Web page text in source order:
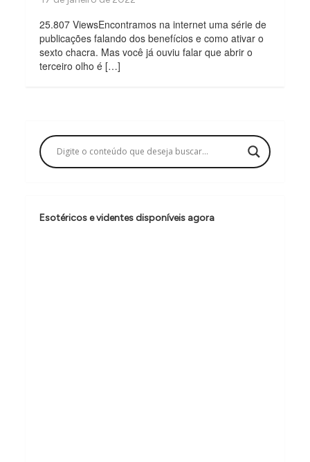
25.807 ViewsEncontramos na internet uma série de
publicações falando dos benefícios e como ativar o
sexto chacra. Mas você já ouviu falar que abrir o
terceiro olho é […]
Esotéricos e videntes disponíveis agora